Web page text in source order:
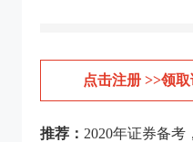
点击注册 >>领
推荐： 2020年证券备